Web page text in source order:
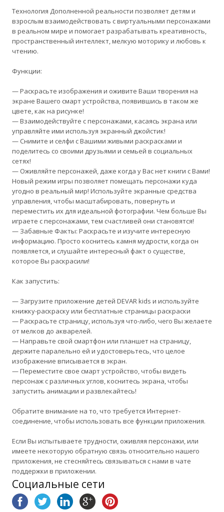
Технология Дополненной реальности позволяет детям и
взрослым взаимодействовать с виртуальными персонажами
в реальном мире и помогает разрабатывать креативность,
пространственный интеллект, мелкую моторику и любовь к
чтению.
Функции:
— Раскрасьте изображения и оживите Ваши творения на
экране Вашего смарт устройства, появившись в таком же
цвете, как на рисунке!
— Взаимодействуйте с персонажами, касаясь экрана или
управляйте ими используя экранный джойстик!
— Снимите и селфи с Вашими живыми раскрасками и
поделитесь со своими друзьями и семьей в социальных
сетях!
— Оживляйте персонажей, даже когда у Вас нет книги с Вами!
Новый режим игры позволяет помещать персонажи куда
угодно в реальный мир! Используйте экранные средства
управления, чтобы масштабировать, повернуть и
переместить их для идеальной фотографии. Чем больше Вы
играете с персонажами, тем счастливей они становятся!
— Забавные Факты: Раскрасьте и изучите интересную
информацию. Просто коснитесь камня мудрости, когда он
появляется, и слушайте интересный факт о существе,
которое Вы раскрасили!
Как запустить:
— Загрузите приложение детей DEVAR kids и используйте
книжку-раскраску или бесплатные страницы раскраски
— Раскрасьте страницу, используя что-либо, чего Вы желаете
от мелков до акварелей.
— Направьте свой смартфон или планшет на страницу,
держите паралельно ей и удостоверьтесь, что целое
изображение вписывается в экран.
— Переместите свое смарт устройство, чтобы видеть
персонаж с различных углов, коснитесь экрана, чтобы
запустить анимации и развлекайтесь!
Обратите внимание на то, что требуется Интернет-
соединение, чтобы использовать все функции приложения.
Если Вы испытываете трудности, оживляя персонажи, или
имеете некоторую обратную связь относительно нашего
приложения, не стесняйтесь связываться с нами в чате
поддержки в приложении.
Социальные сети